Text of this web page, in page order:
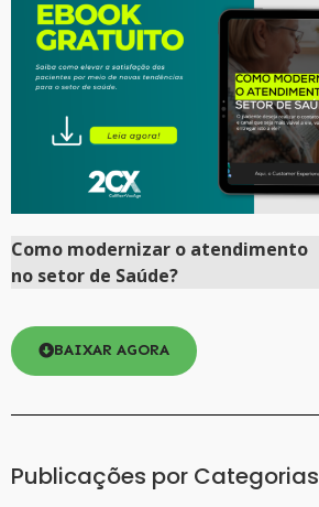
Como modernizar o atendimento
no setor de Saúde?
BAIXAR AGORA
Publicações por Categorias